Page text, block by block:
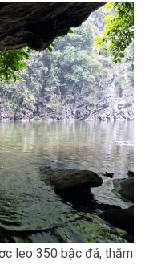
leo 350 bậc đá, thăm